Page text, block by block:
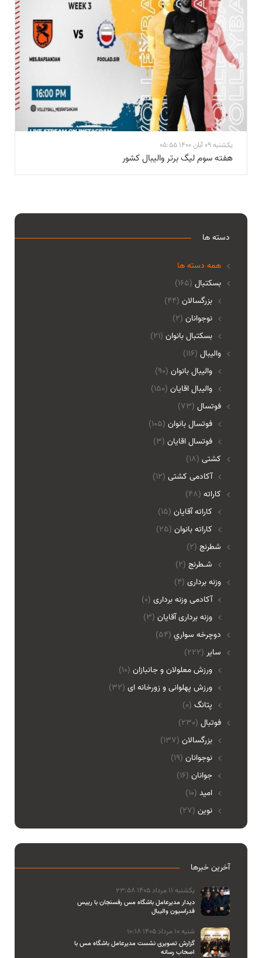
یکشنبه 09 آبان 1400 05:55
هفته سوم لیگ برتر والیبال کشور
دسته ها
همه دسته ها
(165) بسکتبال
بزرگسالان (44)
نوجوانان (2)
بسکتبال بانوان (21)
(116) والیبال
واليبال بانوان (90)
واليبال اقايان (150)
(73) فوتسال
فوتسال بانوان (105)
فوتسال اقايان (3)
(18) کشتی
آکادمی کشتی (12)
(48) کاراته
کاراته آقایان (15)
کاراته بانوان (25)
(2) شطرنج
شـطرنج (2)
(4) وزنه برداری
آکادمی وزنه برداری (0)
وزنه برداری آقایان (3)
(54) دوچرخه سواري
(222) ساير
ورزش معلولان و جانبازان (10)
ورزش پهلوانی و زورخانه ای (32)
پتانگ (0)
(230) فوتبال
بزرگسالان (137)
نوجوانان (19)
جوانان (16)
امید (10)
نوین (27)
آخرین خبرها
یکشنبه 11 مرداد 1405 23:58
دیدار مدیرعامل باشگاه مس رفسنجان با رییس
فدراسیون والیبال
شنبه 10 مرداد 1405 10:18
گزارش تصویری نشست مدیرعامل باشگاه مس با
اصحاب رسانه